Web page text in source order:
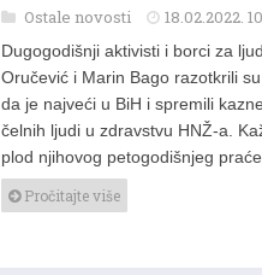
Ostale novosti 18.02.2022.
Dugogodišnji aktivisti i borci za
Oručević i Marin Bago razotkrili
da je najveći u BiH i spremili
čelnih ljudi u zdravstvu HNŽ-a.
plod njihovog petogodišnjeg
Pročitajte više